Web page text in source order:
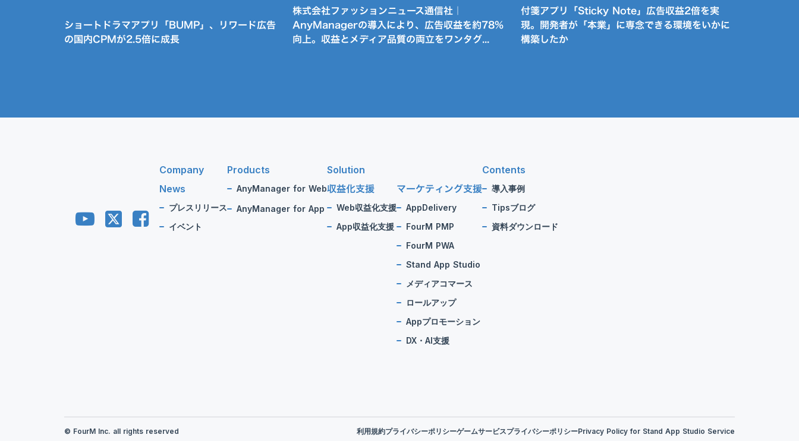
ショートドラマアプリ「BUMP」、リワード広告
の国内CPMが2.5倍に成長
株式会社ファッションニュース通信社｜
AnyManagerの導入により、広告収益を約78%
向上。収益とメディア品質の両立をワンタグ...
付箋アプリ「Sticky Note」広告収益2倍を実
現。開発者が「本業」に専念できる環境をいかに
構築したか
Company
News
プレスリリース
イベント
Products
AnyManager for Web
AnyManager for App
Solution
収益化支援
Web収益化支援
App収益化支援
マーケティング支援
AppDelivery
FourM PMP
FourM PWA
Stand App Studio
メディアコマース
ロールアップ
Appプロモーション
DX・AI支援
Contents
導入事例
Tipsブログ
資料ダウンロード
© FourM Inc. all rights reserved 利用規約プライバシーポリシーゲームサービスプライバシーポリシーPrivacy Policy for Stand App Studio Service